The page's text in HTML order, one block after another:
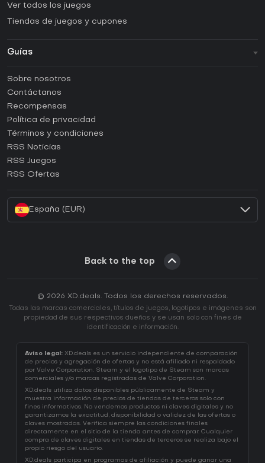
Ver todos los juegos
Tiendas de juegos y cupones
Guías
Guías y tutoriales
¿Cómo activar una CD Key de Steam?
¿Cómo activar una CD Key de Epic Games?
¿Cómo activar una CD Key de GOG?
¿Cómo activar una CD Key de Ubisoft Connect?
Sobre nosotros
Contáctanos
Recompensas
Política de privacidad
Términos y condiciones
RSS Noticias
RSS Juegos
RSS Ofertas
España (EUR)
Back to the top
© 2026 XD.deals. Todos los derechos reservados.
Todas las marcas comerciales, títulos de juegos, logotipos e imágenes son
propiedad de sus respectivos dueños y se usan solo con fines de
identificación e información.
Aviso legal: XD.deals es un servicio independiente de comparación
de precios y agregación de ofertas y no está afiliado ni respaldado
por Valve Corporation. Steam y el logotipo de Steam son marcas
comerciales y/o marcas registradas de Valve Corporation.
XD.deals utiliza datos disponibles públicamente de Steam y
muestra información de precios de tiendas de terceros solo con
fines informativos. No vendemos productos ni claves digitales y no
garantizamos la exactitud, disponibilidad o validez de las ofertas o
claves mostradas. Verifica siempre las condiciones finales
directamente en el sitio de la tienda antes de comprar. Cualquier
compra de claves digitales en tiendas de terceros se realiza bajo el
propio riesgo del usuario.
XD.deals participa en programas de afiliación y puede ganar una